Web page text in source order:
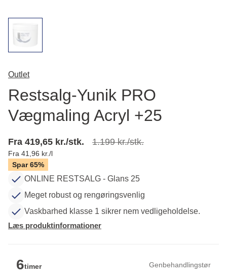
Outlet
Restsalg-Yunik PRO
Vægmaling Acryl +25
Fra 419,65 kr./stk. 1.199 kr./stk.
Fra 41,96 kr./l
Spar 65%
ONLINE RESTSALG - Glans 25
Meget robust og rengøringsvenlig
Vaskbarhed klasse 1 sikrer nem vedligeholdelse.
Læs produktinformationer
6timer Genbehandlingstør